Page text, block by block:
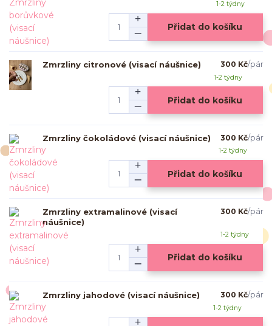
1-2 týdny
Přidat do košíku
Zmrzliny citronové (visací náušnice) 300 Kč/pár
1-2 týdny
Přidat do košíku
Zmrzliny čokoládové (visací náušnice) 300 Kč/pár
1-2 týdny
Přidat do košíku
Zmrzliny extramalinové (visací
náušnice)
300 Kč/pár
1-2 týdny
Přidat do košíku
Zmrzliny jahodové (visací náušnice) 300 Kč/pár
1-2 týdny